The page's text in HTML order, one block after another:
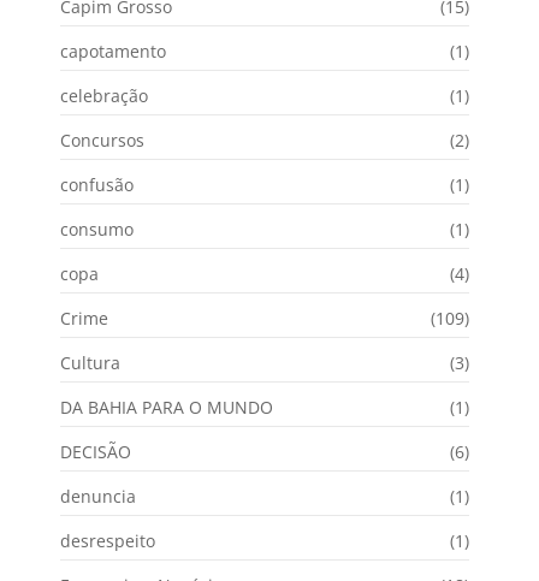
Capim Grosso
(15)
capotamento
(1)
celebração
(1)
Concursos
(2)
confusão
(1)
consumo
(1)
copa
(4)
Crime
(109)
Cultura
(3)
DA BAHIA PARA O MUNDO
(1)
DECISÃO
(6)
denuncia
(1)
desrespeito
(1)